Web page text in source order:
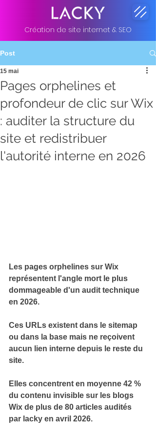
Création de site internet & SEO
Post
Pages orphelines et
profondeur de clic sur Wix
: auditer la structure du
site et redistribuer
l'autorité interne en 2026
15 mai
Les pages orphelines sur Wix
représentent l'angle mort le plus
dommageable d'un audit technique
en 2026.
Ces URLs existent dans le sitemap
ou dans la base mais ne reçoivent
aucun lien interne depuis le reste du
site.
Elles concentrent en moyenne 42 %
du contenu invisible sur les blogs
Wix de plus de 80 articles audités
par lacky en avril 2026.